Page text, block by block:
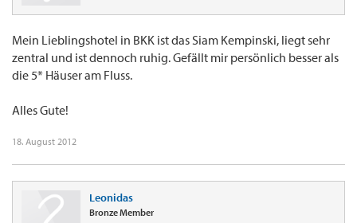
Mein Lieblingshotel in BKK ist das Siam Kempinski, liegt sehr
zentral und ist dennoch ruhig. Gefällt mir persönlich besser als
die 5* Häuser am Fluss.
Alles Gute!
18. August 2012
Leonidas
Bronze Member